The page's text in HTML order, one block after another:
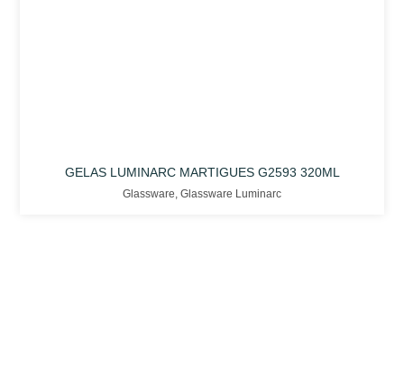
GELAS LUMINARC MARTIGUES G2593 320ML
Glassware, Glassware Luminarc